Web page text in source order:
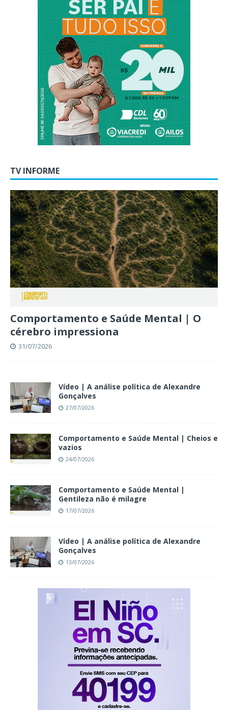
TV INFORME
Comportamento e Saúde Mental | O
cérebro impressiona
31/07/2026
Vídeo | A análise política de Alexandre
Gonçalves
27/07/2026
Comportamento e Saúde Mental | Cheios e
vazios
24/07/2026
Comportamento e Saúde Mental |
Gentileza não é milagre
17/07/2026
Vídeo | A análise política de Alexandre
Gonçalves
13/07/2026